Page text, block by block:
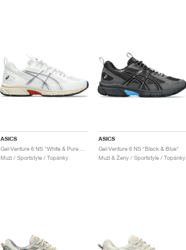
ASICS
Muži / Sportstyle / Topánky
ASICS
Gel-Venture 6 NS "Black & Blue"
Muži & Ženy / Sportstyle / Topánky